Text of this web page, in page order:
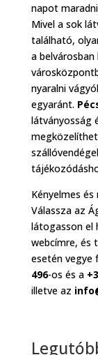
napot
Mivel a sok
található,
a
nyaralni
egyaránt.
látványosság
Kényelmes
Válassza az
látogasson el
webcímre, és
esetén vegye
496-os és a
illetve az